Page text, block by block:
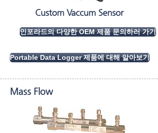
Custom Vaccum Sensor
인포라드의 다양한 OEM 제품 문의하러 가기
Portable Data Logger 제품에 대해 알아보기
Mass Flow